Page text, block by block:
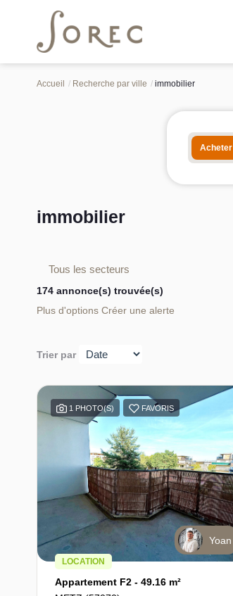
Accueil Recherche par ville immobilier
Acheter
immobilier
Tous les secteurs
174 annonce(s) trouvée(s)
Plus d'options Créer une alerte
Trier par
1 PHOTO(S) FAVORIS
Yoan
LOCATION
Appartement F2 - 49.16 m²